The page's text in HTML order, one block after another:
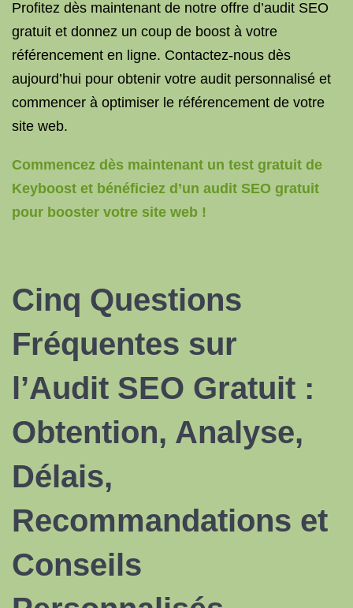
Profitez dès maintenant de notre offre d’audit SEO
gratuit et donnez un coup de boost à votre
référencement en ligne. Contactez-nous dès
aujourd’hui pour obtenir votre audit personnalisé et
commencer à optimiser le référencement de votre
site web.
Commencez dès maintenant un test gratuit de
Keyboost et bénéficiez d’un audit SEO gratuit
pour booster votre site web !
Cinq Questions
Fréquentes sur
l’Audit SEO Gratuit :
Obtention, Analyse,
Délais,
Recommandations et
Conseils